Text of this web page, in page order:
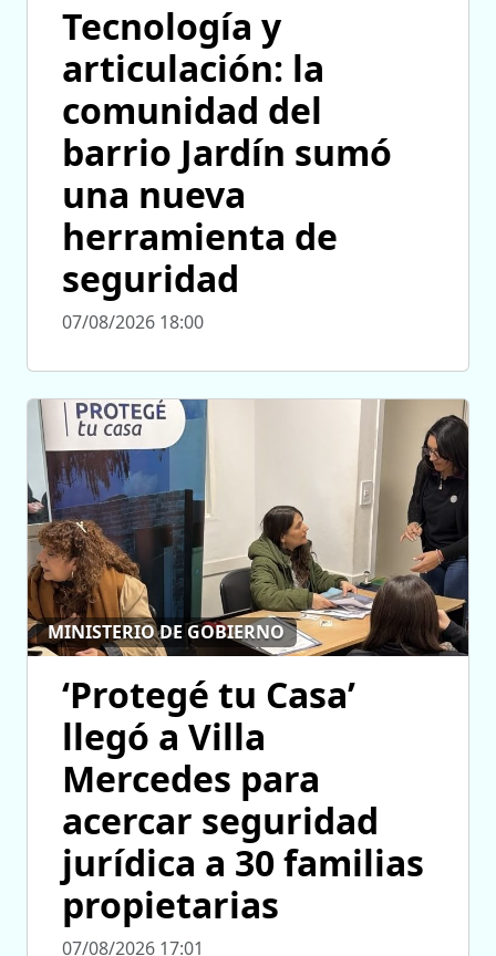
Tecnología y
articulación: la
comunidad del
barrio Jardín sumó
una nueva
herramienta de
seguridad
07/08/2026 18:00
MINISTERIO DE GOBIERNO
‘Protegé tu Casa’
llegó a Villa
Mercedes para
acercar seguridad
jurídica a 30 familias
propietarias
07/08/2026 17:01